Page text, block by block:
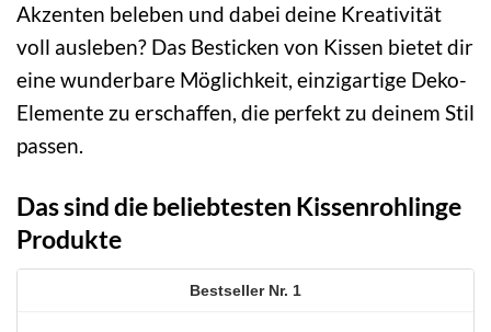
Akzenten beleben und dabei deine Kreativität
voll ausleben? Das Besticken von Kissen bietet dir
eine wunderbare Möglichkeit, einzigartige Deko-
Elemente zu erschaffen, die perfekt zu deinem Stil
passen.
Das sind die beliebtesten Kissenrohlinge
Produkte
1